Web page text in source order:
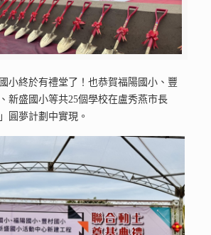
小終於有禮堂了！也恭賀福陽國小、豐
新盛國小等共25個學校在盧秀燕市長
圓夢計劃中實現。